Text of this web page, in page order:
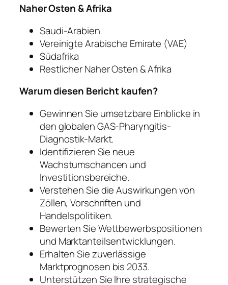
Naher Osten & Afrika
Saudi-Arabien
Vereinigte Arabische Emirate (VAE)
Südafrika
Restlicher Naher Osten & Afrika
Warum diesen Bericht kaufen?
Gewinnen Sie umsetzbare Einblicke in
den globalen GAS-Pharyngitis-
Diagnostik-Markt.
Identifizieren Sie neue
Wachstumschancen und
Investitionsbereiche.
Verstehen Sie die Auswirkungen von
Zöllen, Vorschriften und
Handelspolitiken.
Bewerten Sie Wettbewerbspositionen
und Marktanteilsentwicklungen.
Erhalten Sie zuverlässige
Marktprognosen bis 2033.
Unterstützen Sie Ihre strategische